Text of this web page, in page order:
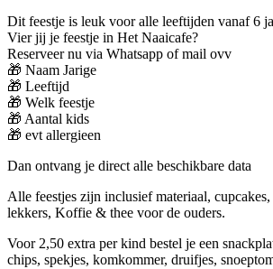
Dit feestje is leuk voor alle leeftijden vanaf 6
Vier jij je feestje in Het Naaicafe?
Reserveer nu via Whatsapp of mail ovv
🎁 Naam Jarige
🎁 Leeftijd
🎁 Welk feestje
🎁 Aantal kids
🎁 evt allergieen
Dan ontvang je direct alle beschikbare data
Alle feestjes zijn inclusief materiaal,
lekkers, Koffie & thee voor de ouders.
Voor 2,50 extra per kind bestel je een
chips, spekjes, komkommer, druifjes,